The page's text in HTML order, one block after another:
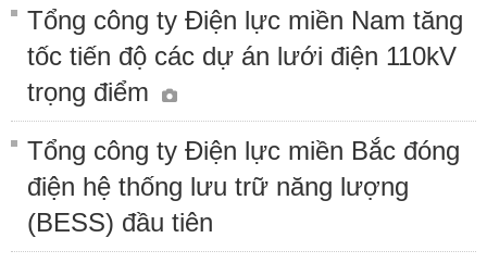
Tổng công ty Điện lực miền Nam tăng
tốc tiến độ các dự án lưới điện 110kV
trọng điểm
Tổng công ty Điện lực miền Bắc đóng
điện hệ thống lưu trữ năng lượng
(BESS) đầu tiên